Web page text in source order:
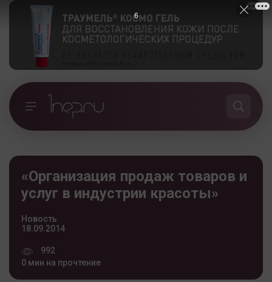
«Организация продаж товаров и
услуг в индустрии красоты»
Новость
18.09.2014
992
0 мин на прочтение
5